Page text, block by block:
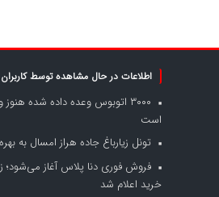
اطلاعات در حال مشاهده توسط کاربران
۳۰۰۰ اتوبوس وعده داده شده
است
تونل زیارباغ جاده هراز امسال به
فروش فوری دنا پلاس آغاز می‌شود؛
خرید اعلام شد